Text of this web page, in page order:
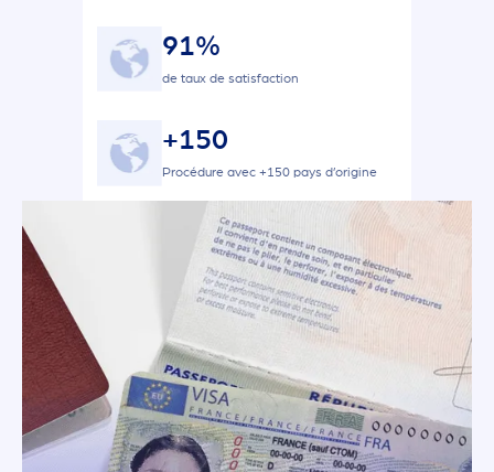
91%
de taux de satisfaction
+150
Procédure avec +150 pays d’origine